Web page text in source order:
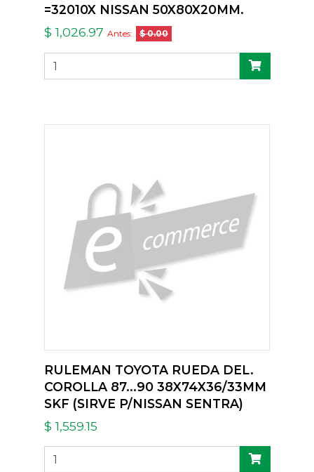
=32010X NISSAN 50X80X20MM.
$ 1,026.97 Antes: $ 0.00
RULEMAN TOYOTA RUEDA DEL.
COROLLA 87...90 38X74X36/33MM
SKF (SIRVE P/NISSAN SENTRA)
$ 1,559.15